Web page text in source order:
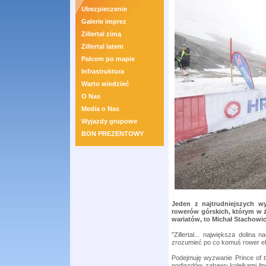
Ubezpieczenie
Galerie imprez
Zillertal zimą
Zillertal latem
Palcem po mapie
Infrastruktura
Warto wiedzieć
O Nas
Media o Nas
Wyjazdy grupowe
BON PREZENTOWY
Jeden z najtrudniejszych
rowerów górskich, którym w
wariatów, to Michał
"Zillertal... największa dolina
zrozumieć po co komuś rower
Podejmuję wyzwanie Prince